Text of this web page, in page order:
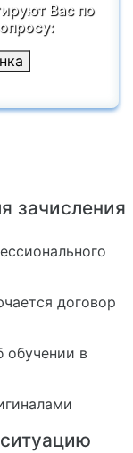
Вас по
зачисления
договор
обучении в